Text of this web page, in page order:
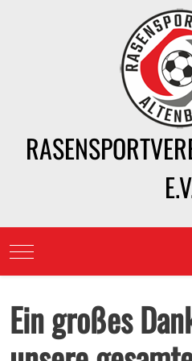
Mobile Menu Toggle
Ein großes